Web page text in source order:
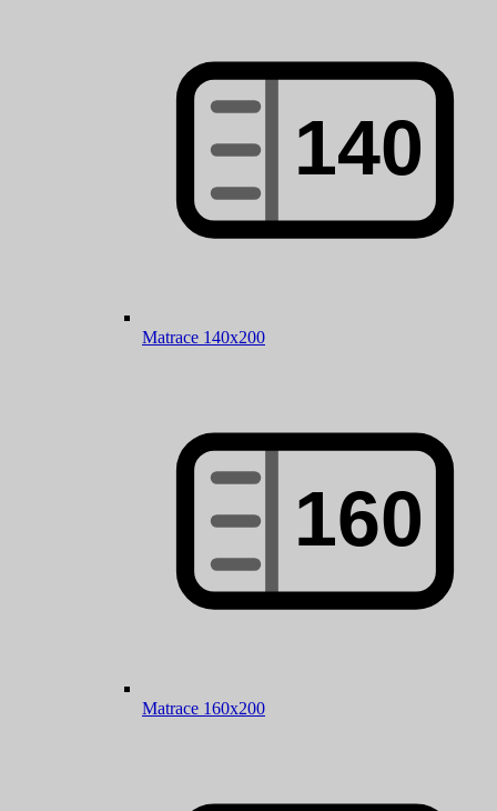
Matrace 140x200
Matrace 160x200